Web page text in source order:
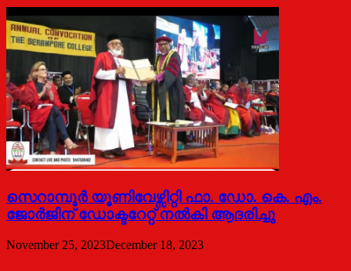
സെറാമ്പൂര്‍ യൂണിവേഴ്സിറ്റി ഫാ. ഡോ. കെ. എം.
ജോര്‍ജിന് ഡോക്ടറേറ്റ് നല്‍കി ആദരിച്ചു
November 25, 2023December 18, 2023